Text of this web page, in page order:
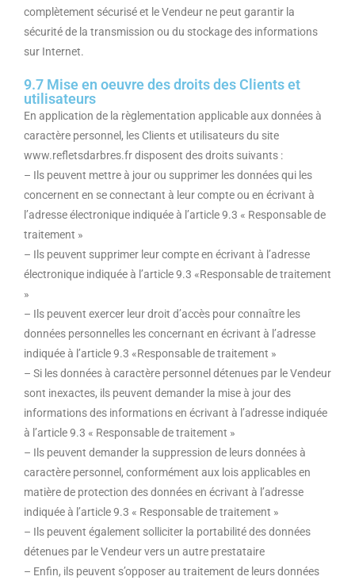
complètement sécurisé et le Vendeur ne peut garantir la
sécurité de la transmission ou du stockage des informations
sur Internet.
9.7 Mise en oeuvre des droits des Clients et
utilisateurs
En application de la règlementation applicable aux données à
caractère personnel, les Clients et utilisateurs du site
www.refletsdarbres.fr disposent des droits suivants :
– Ils peuvent mettre à jour ou supprimer les données qui les
concernent en se connectant à leur compte ou en écrivant à
l’adresse électronique indiquée à l’article 9.3 « Responsable de
traitement »
– Ils peuvent supprimer leur compte en écrivant à l’adresse
électronique indiquée à l’article 9.3 «Responsable de traitement
»
– Ils peuvent exercer leur droit d’accès pour connaître les
données personnelles les concernant en écrivant à l’adresse
indiquée à l’article 9.3 «Responsable de traitement »
– Si les données à caractère personnel détenues par le Vendeur
sont inexactes, ils peuvent demander la mise à jour des
informations des informations en écrivant à l’adresse indiquée
à l’article 9.3 « Responsable de traitement »
– Ils peuvent demander la suppression de leurs données à
caractère personnel, conformément aux lois applicables en
matière de protection des données en écrivant à l’adresse
indiquée à l’article 9.3 « Responsable de traitement »
– Ils peuvent également solliciter la portabilité des données
détenues par le Vendeur vers un autre prestataire
– Enfin, ils peuvent s’opposer au traitement de leurs données